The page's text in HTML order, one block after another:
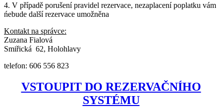
4. V případě porušení pravidel rezervace, nezaplacení poplatku vám
ńebude další rezervace umožněna
Kontakt na správce:
Zuzana Fialová
Smiřická 62, Holohlavy
telefon: 606 556 823
VSTOUPIT DO REZERVAČNÍHO
SYSTÉMU